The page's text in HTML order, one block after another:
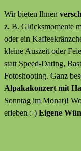
Wir bieten Ihnen
z. B. Glücksmomente
oder ein
kleine Auszeit oder
statt Speed-Dating,
Fotoshooting. Ganz
Alpakakonzert mit
Sonntag im Monat)!
erleben :-) Eigene